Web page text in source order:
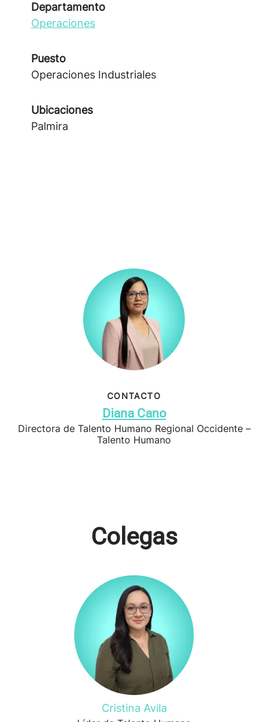
Departamento
Operaciones
Puesto
Operaciones Industriales
Ubicaciones
Palmira
CONTACTO
Diana Cano
Directora de Talento Humano Regional Occidente –
Talento Humano
Colegas
Cristina Avila